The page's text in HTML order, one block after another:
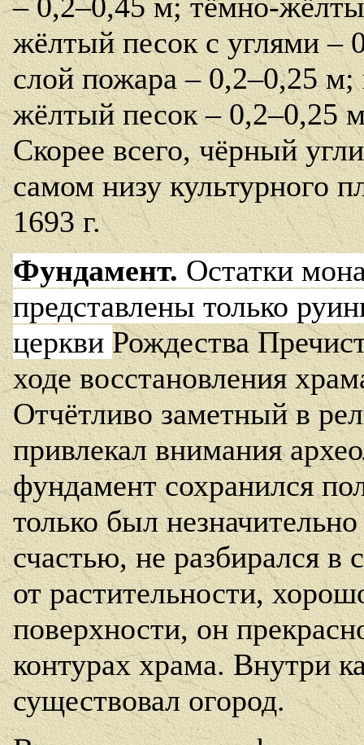
жёлтый песок с углями –
слой пожара – 0,2–0,25
жёлтый песок – 0,2–0,25
Скорее всего, чёрный
самом низу культурного
1693 г.
Фундамент. Остатки
представлены только
церкви Рождества
ходе восстановления
Отчётливо заметный в
привлекал внимания
фундамент сохранился
только был
счастью, не разбирался в
от растительности,
поверхности, он
контурах храма. Внутри
существовал огород.